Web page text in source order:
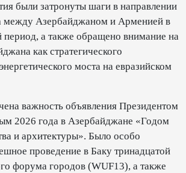
были затронуты шаги в направлении
между Азербайджаном и Арменией в
период, а также обращено внимание на
как стратегического
моста на евразийском
важность объявления Президентом
2026 года в Азербайджане «Годом
и архитектуры». Было особо
проведение в Баку тринадцатой
форума городов (WUF13), а также